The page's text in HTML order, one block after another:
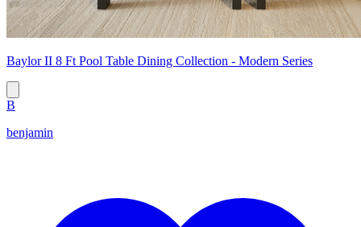
Baylor II 8 Ft Pool Table Dining Collection - Modern Series
B
benjamin